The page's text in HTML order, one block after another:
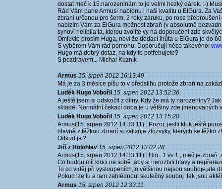
dostat meč k 15.narozeninám to je velmi hezký dárek. :-)
Rád Vám pane Armusi nabídnu i naši kvalitu u ElGura. Za
zbraní určenou pro šerm, 2 roky záruku, po roce
nabízím Vám za ElGura možnost zbraň (v absolutně
synovi nelíbila ta, kterou zvolíte vy na doporučení zde
Omluvte prosím Huga, neví že dodací lhůta u ElGura je do
S výběrem Vám rád pomohu. Doporučuji něco takového:
Hugo má dobrý dotaz, na kdy to potřebujete?
S pozdravem... Michal Kuzník
Armus 15. srpen 2012 16:13:49
Má je za 3 měsíce píšu to v předstihu protože zbraň na
Luděk Hugo Vobořil 15. srpen 2012 13:52:36
A ještě jsem si odskočil z dílny. Kdy že má ty narozeniny?
skladě. Normální čekací doba je u většiny zde jmenovaných
Luděk Hugo Vobořil 15. srpen 2012 13:15:20
Armus(15. srpen 2012 14:33:11) : Pozor, jestli kluk ještě
hlavně z těžkou zbraní si zafixuje zlozvyky, kterých se těžko
Odkud jsi?
Jiří z Holohlav 15. srpen 2012 13:02:28
Armus(15. srpen 2012 14:33:11) : Hm...1 vs 1 , meč je zbraň
Co budou mít kluci na sobě ,aby si nerozbili hlavy a
To co viděj při vystoupeních,to většinou nejsou souboje,ale
Pokud lze tu a tam zahlédnout skutečný souboj ,tak jsou
Armus 15. srpen 2012 12:33:11